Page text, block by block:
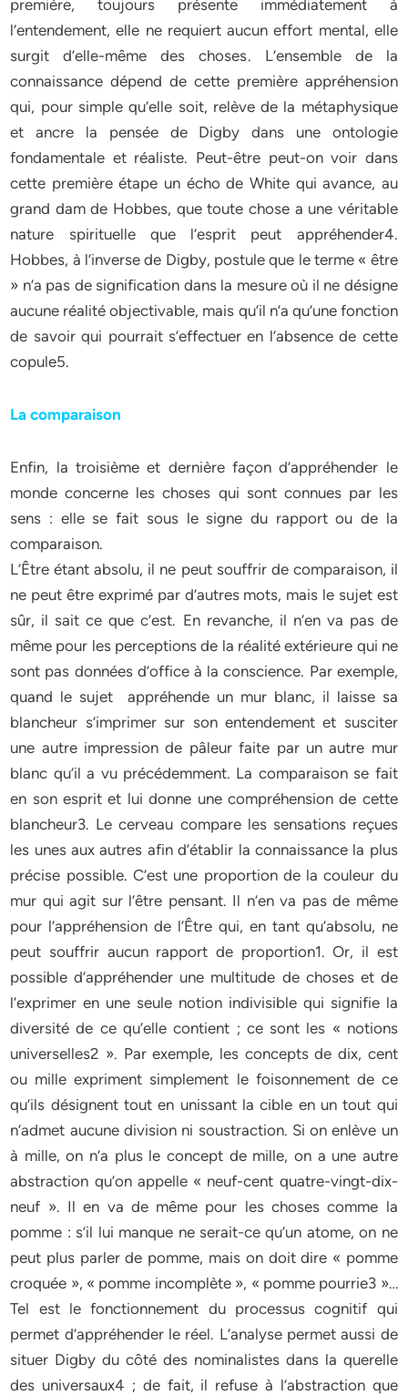
première, toujours présente immédiatement à
l’entendement, elle ne requiert aucun effort mental, elle
surgit d’elle-même des choses. L’ensemble de la
connaissance dépend de cette première appréhension
qui, pour simple qu’elle soit, relève de la métaphysique
et ancre la pensée de Digby dans une ontologie
fondamentale et réaliste. Peut-être peut-on voir dans
cette première étape un écho de White qui avance, au
grand dam de Hobbes, que toute chose a une véritable
nature spirituelle que l’esprit peut appréhender4.
Hobbes, à l’inverse de Digby, postule que le terme « être
» n’a pas de signification dans la mesure où il ne désigne
aucune réalité objectivable, mais qu’il n’a qu’une fonction
de savoir qui pourrait s’effectuer en l’absence de cette
copule5.
La comparaison
Enfin, la troisième et dernière façon d’appréhender le
monde concerne les choses qui sont connues par les
sens : elle se fait sous le signe du rapport ou de la
comparaison.
L’Être étant absolu, il ne peut souffrir de comparaison, il
ne peut être exprimé par d’autres mots, mais le sujet est
sûr, il sait ce que c’est. En revanche, il n’en va pas de
même pour les perceptions de la réalité extérieure qui ne
sont pas données d’office à la conscience. Par exemple,
quand le sujet appréhende un mur blanc, il laisse sa
blancheur s’imprimer sur son entendement et susciter
une autre impression de pâleur faite par un autre mur
blanc qu’il a vu précédemment. La comparaison se fait
en son esprit et lui donne une compréhension de cette
blancheur3. Le cerveau compare les sensations reçues
les unes aux autres afin d’établir la connaissance la plus
précise possible. C’est une proportion de la couleur du
mur qui agit sur l’être pensant. Il n’en va pas de même
pour l’appréhension de l’Être qui, en tant qu’absolu, ne
peut souffrir aucun rapport de proportion1. Or, il est
possible d’appréhender une multitude de choses et de
l’exprimer en une seule notion indivisible qui signifie la
diversité de ce qu’elle contient ; ce sont les « notions
universelles2 ». Par exemple, les concepts de dix, cent
ou mille expriment simplement le foisonnement de ce
qu’ils désignent tout en unissant la cible en un tout qui
n’admet aucune division ni soustraction. Si on enlève un
à mille, on n’a plus le concept de mille, on a une autre
abstraction qu’on appelle « neuf-cent quatre-vingt-dix-
neuf ». Il en va de même pour les choses comme la
pomme : s’il lui manque ne serait-ce qu’un atome, on ne
peut plus parler de pomme, mais on doit dire « pomme
croquée », « pomme incomplète », « pomme pourrie3 »…
Tel est le fonctionnement du processus cognitif qui
permet d’appréhender le réel. L’analyse permet aussi de
situer Digby du côté des nominalistes dans la querelle
des universaux4 ; de fait, il refuse à l’abstraction que